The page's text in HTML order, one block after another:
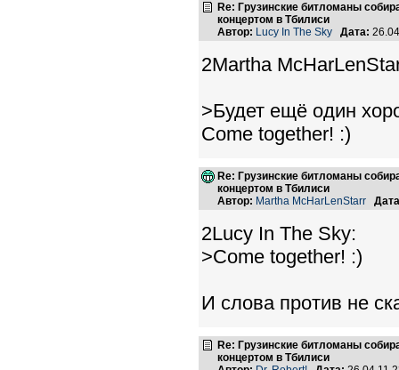
Re: Грузинские битломаны
концертом в Тбилиси
Автор: Lucy In The Sky Дата:
2Martha
>Будет ещё один
Come together! :)
Re: Грузинские битломаны
концертом в Тбилиси
Автор: Martha McHarLenStarr
2Lucy In The Sky:
>Come together! :)
И слова против не
Re: Грузинские битломаны
концертом в Тбилиси